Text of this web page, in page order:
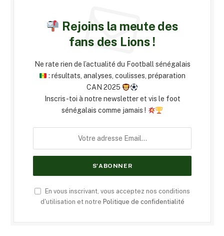
Rejoins la meute des
fans des Lions !
Ne rate rien de l’actualité du Football sénégalais
: résultats, analyses, coulisses, préparation
CAN 2025
Inscris-toi à notre newsletter et vis le foot
sénégalais comme jamais !
En vous inscrivant, vous acceptez nos conditions
d'utilisation et notre Politique de confidentialité